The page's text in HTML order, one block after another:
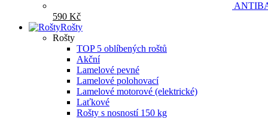
590 Kč
Rošty
Rošty
TOP 5 oblíbených roštů
Akční
Lamelové pevné
Lamelové polohovací
Lamelové motorové (elektrické)
Laťkové
Rošty s nosností 150 kg